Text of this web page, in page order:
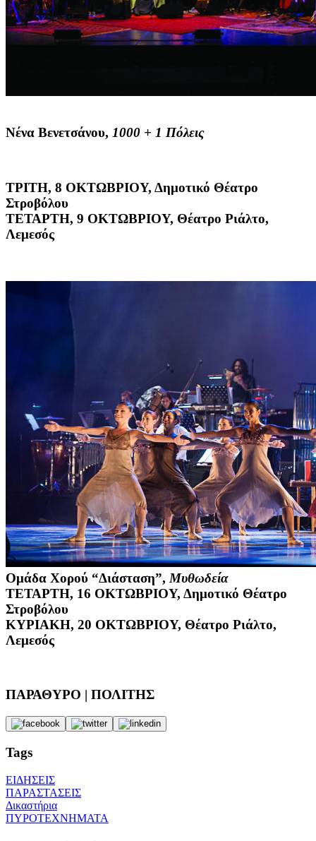
Νένα Βενετσάνου, 1000 + 1 Πόλεις
ΤΡΙΤΗ, 8 ΟΚΤΩΒΡΙΟΥ, Δημοτικό Θέατρο
Στροβόλου
ΤΕΤΑΡΤΗ, 9 ΟΚΤΩΒΡΙΟΥ, Θέατρο Ριάλτο,
Λεμεσός
Ομάδα Χορού “Διάσταση”, Μυθωδεία
ΤΕΤΑΡΤΗ, 16 ΟΚΤΩΒΡΙΟΥ, Δημοτικό Θέατρο
Στροβόλου
ΚΥΡΙΑΚΗ, 20 ΟΚΤΩΒΡΙΟΥ, Θέατρο Ριάλτο,
Λεμεσός
ΠΑΡΑΘΥΡΟ | ΠΟΛΙΤΗΣ
Tags
ΕΙΔΗΣΕΙΣ
ΠΑΡΑΣΤΑΣΕΙΣ
Δικαστήρια
ΠΥΡΟΤΕΧΝΗΜΑΤΑ